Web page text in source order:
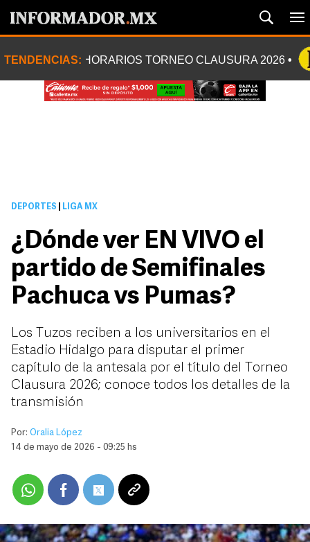
TENDENCIAS: HORARIOS TORNEO CLAUSURA 2026
DEPORTES LIGA MX
¿Dónde ver EN VIVO el
partido de Semifinales
Pachuca vs Pumas?
Los Tuzos reciben a los universitarios en el
Estadio Hidalgo para disputar el primer
capítulo de la antesala por el título del Torneo
Clausura 2026; conoce todos los detalles de la
transmisión
Por: Oralia López
14 de mayo de 2026 - 09:25 hs